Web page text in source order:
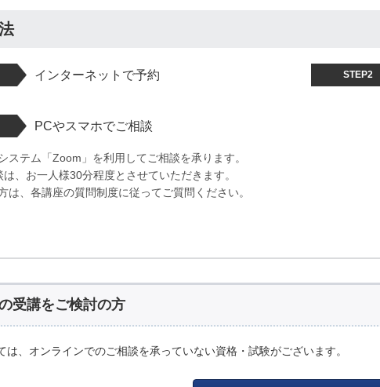
インターネットで予約 STEP2
PCやスマホでご相談
ステム「Zoom」を利用してご相談を承ります。
、お一人様30分程度とさせていただきます。
は、各講座の質問制度に従ってご質問ください。
受講をご検討の方
は、オンラインでのご相談を承っていない資格・試験がございます。